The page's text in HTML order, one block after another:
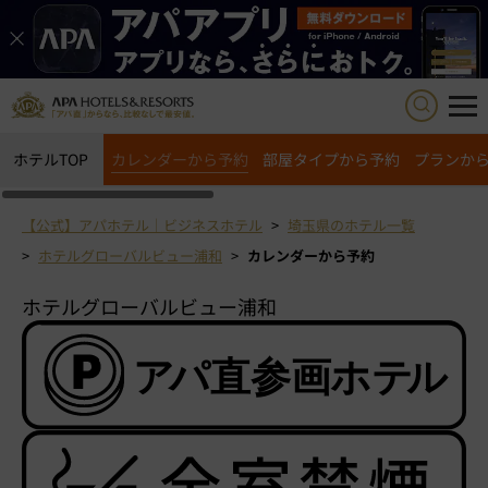
ホテルTOP カレンダーから予約 部屋タイプから予約 プランか
【公式】アパホテル｜ビジネスホテル
埼玉県のホテル一覧
ホテルグローバルビュー浦和
カレンダーから予約
ホテルグローバルビュー浦和